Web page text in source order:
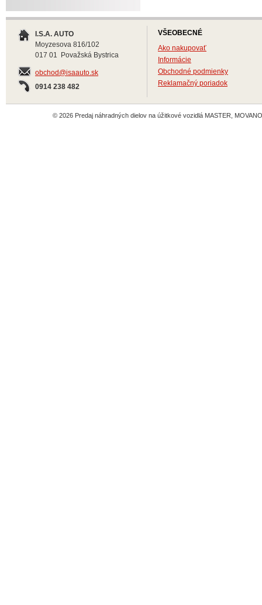
I.S.A. AUTO
Moyzesova 816/102
017 01 Považská Bystrica
obchod@isaauto.sk
0914 238 482
VŠEOBECNÉ
Ako nakupovať
Informácie
Obchodné podmienky
Reklamačný poriadok
© 2026 Predaj náhradných dielov na úžitkové vozidlá MASTER,